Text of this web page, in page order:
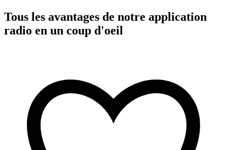
Tous les avantages de notre application
radio en un coup d'oeil